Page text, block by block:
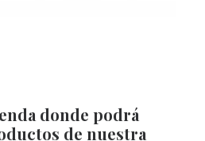
donde podrá
de nuestra